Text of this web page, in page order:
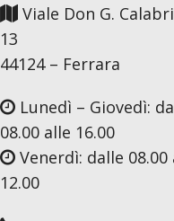
Viale Don G.
13
44124 – Ferrara
Lunedì – Giovedì:
08.00 alle 16.00
Venerdì: dalle 08.00
12.00